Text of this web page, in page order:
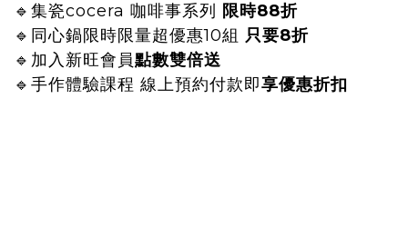
🔹 集瓷cocera 咖啡事系列
限時88折
🔹 同心鍋限時限量超優惠10組 只要8折
🔹 加入新旺會員點數雙倍送
🔹 手作體驗課程 線上預約付款即享優惠折扣